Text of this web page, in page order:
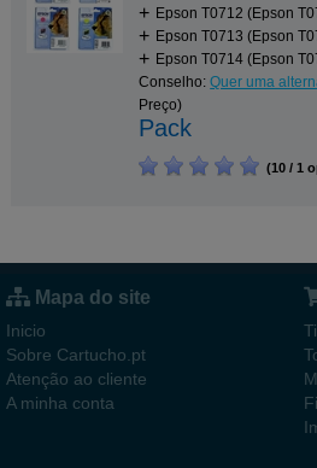
Epson T0712 (Epson
Epson T0713 (Epson
Epson T0714 (Epson
Conselho:Quer uma
Preço)
Pack
(10 / 1
Mapa do site
Inicio
Sobre Cartucho.pt
Atenção ao cliente
A minha conta